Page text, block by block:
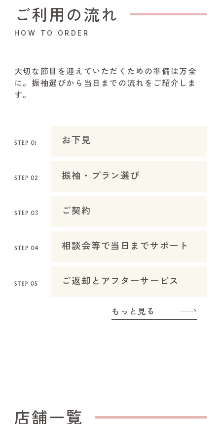
ご利用の流れ
HOW TO ORDER
大切な節目を迎えていただくための準備は万全
に。振袖選びから当日までの流れをご紹介しま
す。
お下見
振袖・プラン選び
ご契約
相談会等で当日までサポート
ご返却とアフターサービス
もっと見る
店舗一覧